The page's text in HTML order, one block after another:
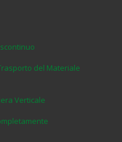
del Materiale
Verticale